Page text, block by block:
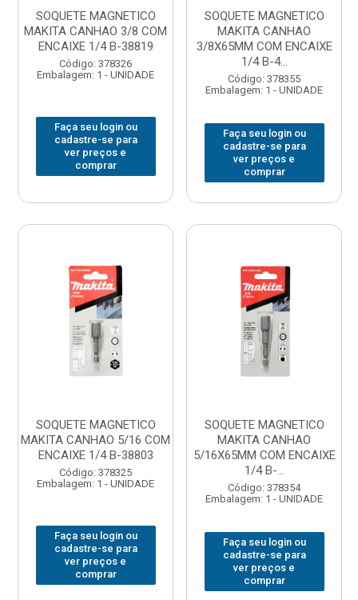
SOQUETE MAGNETICO
MAKITA CANHAO 3/8 COM
ENCAIXE 1/4 B-38819
Código: 378326
Embalagem: 1 - UNIDADE
Faça seu login ou
cadastre-se para
ver preços e
comprar
SOQUETE MAGNETICO
MAKITA CANHAO
3/8X65MM COM ENCAIXE
1/4 B-4...
Código: 378355
Embalagem: 1 - UNIDADE
Faça seu login ou
cadastre-se para
ver preços e
comprar
SOQUETE MAGNETICO
MAKITA CANHAO 5/16 COM
ENCAIXE 1/4 B-38803
Código: 378325
Embalagem: 1 - UNIDADE
Faça seu login ou
cadastre-se para
ver preços e
comprar
SOQUETE MAGNETICO
MAKITA CANHAO
5/16X65MM COM ENCAIXE
1/4 B-...
Código: 378354
Embalagem: 1 - UNIDADE
Faça seu login ou
cadastre-se para
ver preços e
comprar